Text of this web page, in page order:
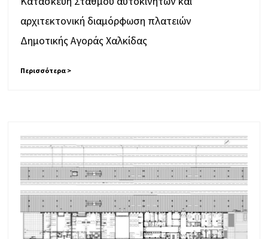
αρχιτεκτονική διαμόρφωση πλατειών
Δημοτικής Αγοράς Χαλκίδας
Περισσότερα >